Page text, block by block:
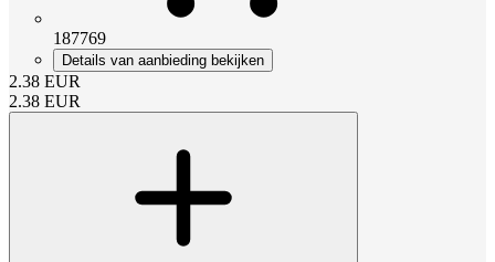
187769
Details van aanbieding bekijken
2.38 EUR
2.38 EUR